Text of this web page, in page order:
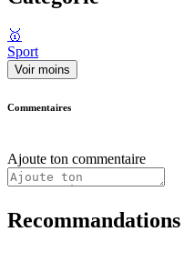
🥇
Sport
Voir moins
Commentaires
Ajoute ton commentaire
Recommandations